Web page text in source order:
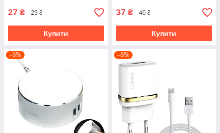
27 ₴ 29 ₴
Купити
37 ₴ 40 ₴
Купити
–8% –8%